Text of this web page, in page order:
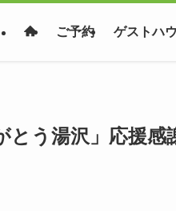
ご予約 ゲストハ
とう湯沢」応援感